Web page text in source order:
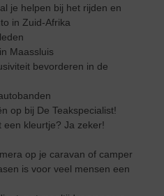
je helpen bij het rijden en
in Zuid-Afrika
Maassluis
bevorderen in de
op bij De Teakspecialist!
een kleurtje? Ja zeker!
op je caravan of camper
is voor veel mensen een